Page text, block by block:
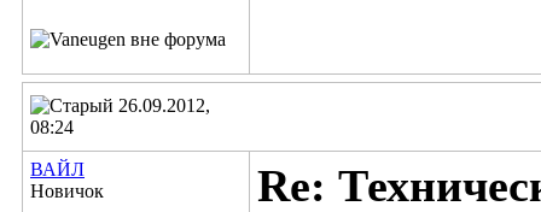
26.09.2012,
08:24
ВАЙЛ
Новичок
Re: